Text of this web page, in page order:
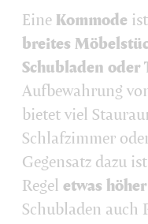
Eine Kommode
breites
Schubladen oder
Aufbewahrung
bietet viel
Schlafzimmer
Gegensatz dazu
Regel etwas höher
Schubladen auch